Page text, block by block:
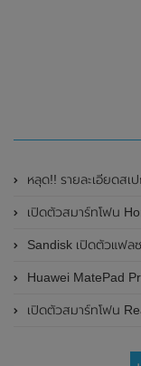
หลุด!! รายละเอียดสเปกที่สำคัญทั้งห
เปิดตัวสมาร์ทโฟน Honor Play 7T และHonor
Sandisk เปิดตัวแฟลซได
Huawei MatePad Pro 2(5G) ผ่า
เปิดตัวสมาร์ทโฟน Realme 10 Pro (5G) แ